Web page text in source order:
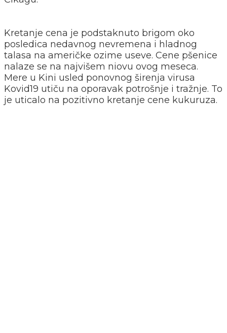
Kretanje cena je podstaknuto brigom oko
posledica nedavnog nevremena i hladnog
talasa na američke ozime useve. Cene pšenice
nalaze se na najvišem niovu ovog meseca.
Mere u Kini usled ponovnog širenja virusa
Kovid19 utiču na oporavak potrošnje i tražnje. To
je uticalo na pozitivno kretanje cene kukuruza.